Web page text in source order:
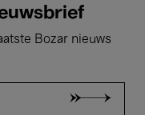
Bozar nieuws